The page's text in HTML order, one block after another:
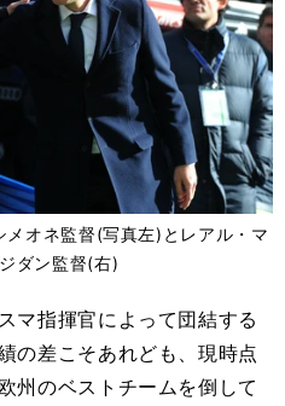
オネ監督(写真左)とレアル・マ
ダン監督(右)
マ指揮官によって団結する
の差こそあれども、現時点
州のベストチームを倒して